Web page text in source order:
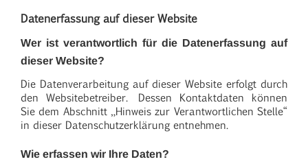
Datenerfassung auf dieser Website
Wer ist verantwortlich für die Datenerfassung auf
dieser Website?
Die Datenverarbeitung auf dieser Website erfolgt durch
den Websitebetreiber. Dessen Kontaktdaten können
Sie dem Abschnitt „Hinweis zur Verantwortlichen Stelle“
in dieser Datenschutzerklärung entnehmen.
Wie erfassen wir Ihre Daten?